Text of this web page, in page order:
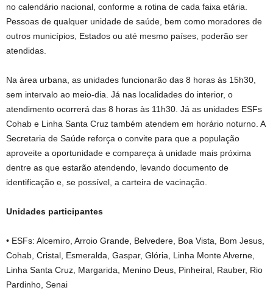
no calendário nacional, conforme a rotina de cada faixa etária.
Pessoas de qualquer unidade de saúde, bem como moradores de
outros municípios, Estados ou até mesmo países, poderão ser
atendidas.
Na área urbana, as unidades funcionarão das 8 horas às 15h30,
sem intervalo ao meio-dia. Já nas localidades do interior, o
atendimento ocorrerá das 8 horas às 11h30. Já as unidades ESFs
Cohab e Linha Santa Cruz também atendem em horário noturno. A
Secretaria de Saúde reforça o convite para que a população
aproveite a oportunidade e compareça à unidade mais próxima
dentre as que estarão atendendo, levando documento de
identificação e, se possível, a carteira de vacinação.
Unidades participantes
• ESFs: Alcemiro, Arroio Grande, Belvedere, Boa Vista, Bom Jesus,
Cohab, Cristal, Esmeralda, Gaspar, Glória, Linha Monte Alverne,
Linha Santa Cruz, Margarida, Menino Deus, Pinheiral, Rauber, Rio
Pardinho, Senai